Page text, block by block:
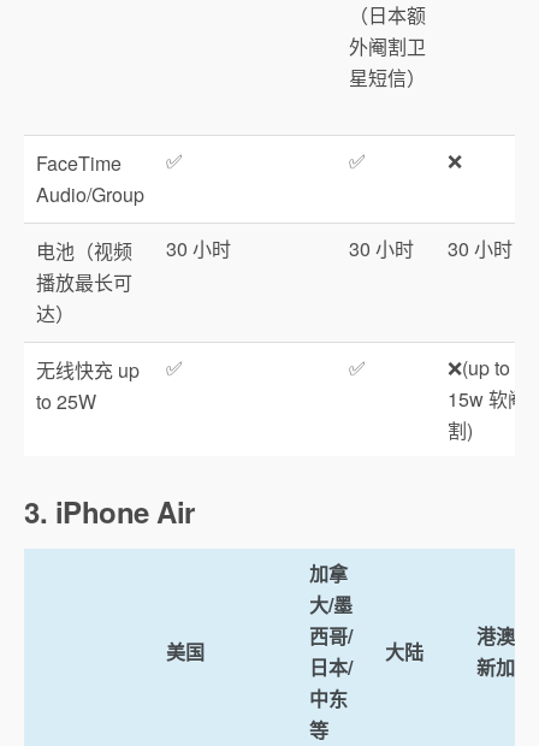
（日本额
外阉割卫
星短信）
FaceTime
Audio/Group
✅ ✅ ❌
电池（视频
播放最长可
达）
30 小时 30 小时 30 小时
无线快充 up
to 25W
✅ ✅
❌(up to
15w 软阉
割)
3. iPhone Air
美国
加拿
大/墨
西哥/
日本/
中东
等
大陆
港澳台
新加坡